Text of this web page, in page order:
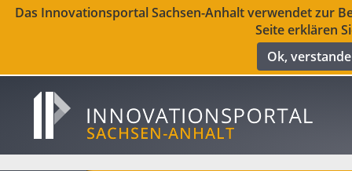
Das Innovationsportal Sachsen-Anhalt verwendet zur
Seite erklären
Ok,